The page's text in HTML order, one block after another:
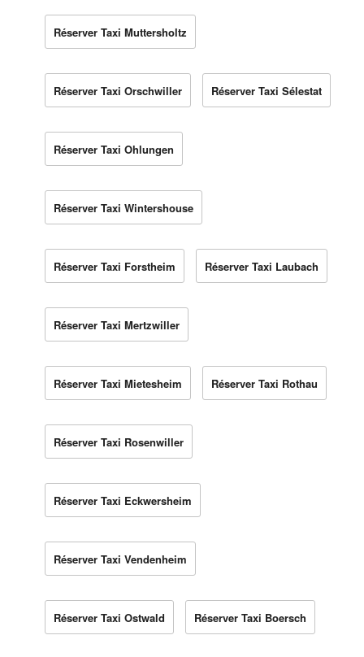
Réserver Taxi Muttersholtz
Réserver Taxi Orschwiller Réserver Taxi Sélestat
Réserver Taxi Ohlungen
Réserver Taxi Wintershouse
Réserver Taxi Forstheim Réserver Taxi Laubach
Réserver Taxi Mertzwiller
Réserver Taxi Mietesheim Réserver Taxi Rothau
Réserver Taxi Rosenwiller
Réserver Taxi Eckwersheim
Réserver Taxi Vendenheim
Réserver Taxi Ostwald Réserver Taxi Boersch